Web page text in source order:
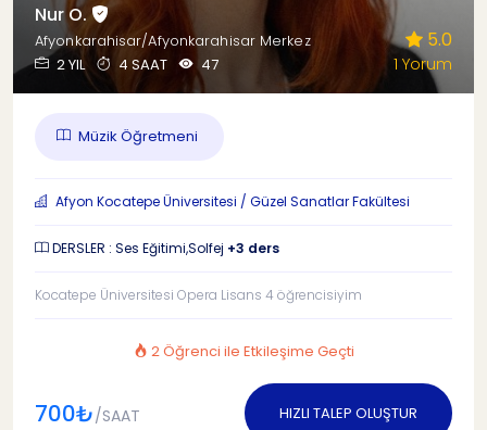
Nur O.
Afyonkarahisar/Afyonkarahisar Merkez
2 YIL
4 SAAT 47
5.0
1 Yorum
Müzik Öğretmeni
Afyon Kocatepe Üniversitesi / Güzel Sanatlar Fakültesi
DERSLER : Ses Eğitimi,Solfej +3 ders
Kocatepe Üniversitesi Opera Lisans 4 öğrencisiyim
2 Öğrenci ile Etkileşime Geçti
700₺/SAAT HIZLI TALEP OLUŞTUR